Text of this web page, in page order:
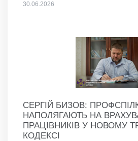
30.06.2026
СЕРГІЙ БИЗОВ:
НАПОЛЯГАЮТЬ НА
ПРАЦІВНИКІВ У НОВОМУ
КОДЕКСІ